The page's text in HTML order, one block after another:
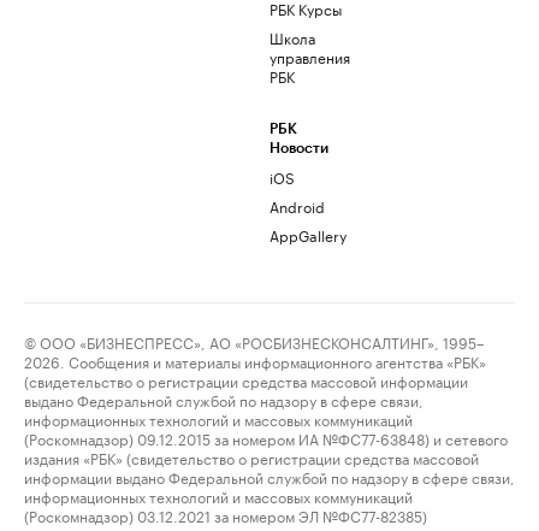
РБК Курсы
Школа
управления
РБК
РБК
Новости
iOS
Android
AppGallery
© ООО «БИЗНЕСПРЕСС», АО «РОСБИЗНЕСКОНСАЛТИНГ», 1995–
2026. Сообщения и материалы информационного агентства «РБК»
(свидетельство о регистрации средства массовой информации
выдано Федеральной службой по надзору в сфере связи,
информационных технологий и массовых коммуникаций
(Роскомнадзор) 09.12.2015 за номером ИА №ФС77-63848) и сетевого
издания «РБК» (свидетельство о регистрации средства массовой
информации выдано Федеральной службой по надзору в сфере связи,
информационных технологий и массовых коммуникаций
(Роскомнадзор) 03.12.2021 за номером ЭЛ №ФС77-82385)